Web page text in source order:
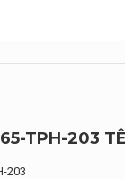
TPH-203
203